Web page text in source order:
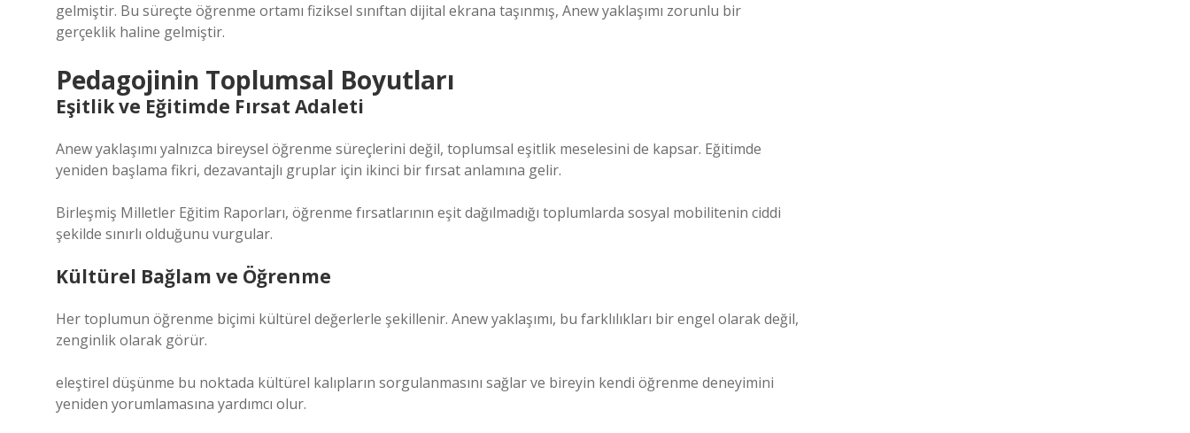
gelmiştir. Bu süreçte öğrenme ortamı fiziksel sınıftan dijital ekrana taşınmış, Anew yaklaşımı zorunlu bir
gerçeklik haline gelmiştir.
Pedagojinin Toplumsal Boyutları
Eşitlik ve Eğitimde Fırsat Adaleti
Anew yaklaşımı yalnızca bireysel öğrenme süreçlerini değil, toplumsal eşitlik meselesini de kapsar. Eğitimde
yeniden başlama fikri, dezavantajlı gruplar için ikinci bir fırsat anlamına gelir.
Birleşmiş Milletler Eğitim Raporları, öğrenme fırsatlarının eşit dağılmadığı toplumlarda sosyal mobilitenin ciddi
şekilde sınırlı olduğunu vurgular.
Kültürel Bağlam ve Öğrenme
Her toplumun öğrenme biçimi kültürel değerlerle şekillenir. Anew yaklaşımı, bu farklılıkları bir engel olarak değil,
zenginlik olarak görür.
eleştirel düşünme bu noktada kültürel kalıpların sorgulanmasını sağlar ve bireyin kendi öğrenme deneyimini
yeniden yorumlamasına yardımcı olur.